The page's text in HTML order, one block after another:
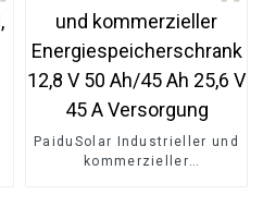
PaiduSolar Industrieller und
kommerzieller